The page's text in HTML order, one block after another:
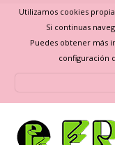
Utilizamos cookies
Si continuas
Puedes obtener más
configuración